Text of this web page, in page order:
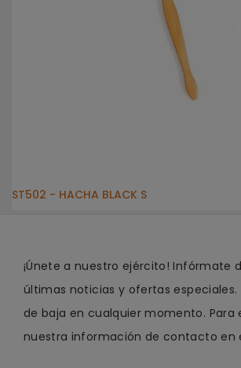
ST502 - HACHA BLACK S
¡Únete a nuestro ejército! Infórmate
últimas noticias y ofertas especiales.
de baja en cualquier momento. Para
nuestra información de contacto en